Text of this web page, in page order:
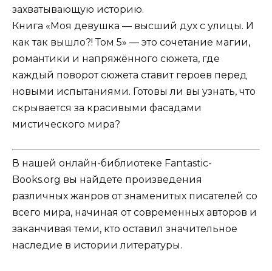
захватывающую историю.
Книга «Моя девушка — высший дух с улицы. И
как так вышло?! Том 5» — это сочетание магии,
романтики и напряжённого сюжета, где
каждый поворот сюжета ставит героев перед
новыми испытаниями. Готовы ли вы узнать, что
скрывается за красивыми фасадами
мистического мира?
В нашей онлайн-библиотеке Fantastic-
Books.org вы найдете произведения
различных жанров от знаменитых писателей со
всего мира, начиная от современных авторов и
заканчивая теми, кто оставил значительное
наследие в истории литературы.